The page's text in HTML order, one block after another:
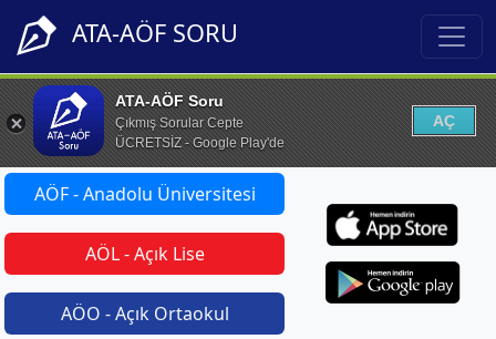
ATA-AÖF SORU
ATA-AÖF Soru
Çıkmış Sorular Cepte
ÜCRETSİZ - Google Play'de
AÇ
AÖF - Anadolu Üniversitesi
AÖL - Açık Lise
AÖO - Açık Ortaokul